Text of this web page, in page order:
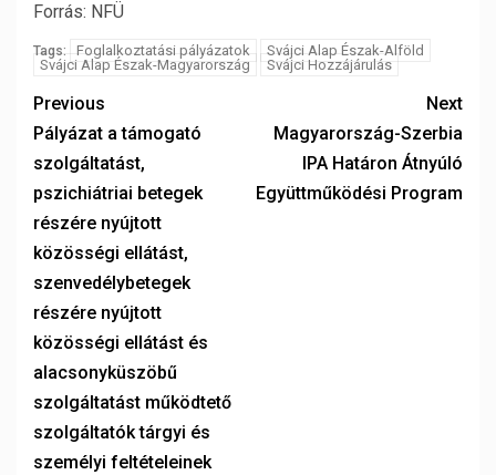
Forrás: NFÜ
Tags: Foglalkoztatási pályázatok
Svájci Alap Észak-Alföld
Svájci Alap Észak-Magyarország
Svájci Hozzájárulás
Previous
Pályázat a támogató
szolgáltatást,
pszichiátriai betegek
részére nyújtott
közösségi ellátást,
szenvedélybetegek
részére nyújtott
közösségi ellátást és
alacsonyküszöbű
szolgáltatást működtető
szolgáltatók tárgyi és
személyi feltételeinek
Next
Magyarország-Szerbia
IPA Határon Átnyúló
Együttműködési Program